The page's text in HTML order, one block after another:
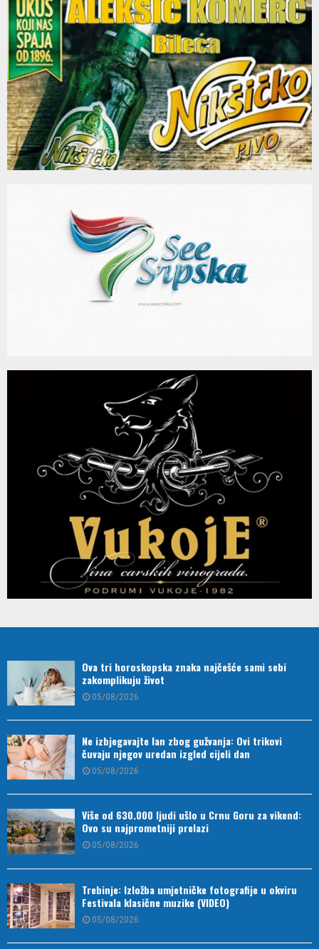
Ova tri horoskopska znaka najčešće sami sebi
zakomplikuju život
05/08/2026
Ne izbjegavajte lan zbog gužvanja: Ovi trikovi
čuvaju njegov uredan izgled cijeli dan
05/08/2026
Više od 630.000 ljudi ušlo u Crnu Goru za vikend:
Ovo su najprometniji prelazi
05/08/2026
Trebinje: Izložba umjetničke fotografije u okviru
Festivala klasične muzike (VIDEO)
05/08/2026